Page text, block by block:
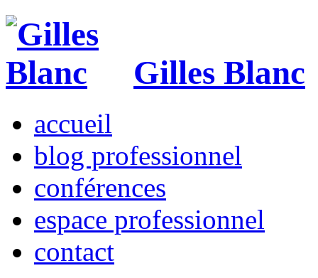
Gilles Blanc
accueil
blog professionnel
conférences
espace professionnel
contact